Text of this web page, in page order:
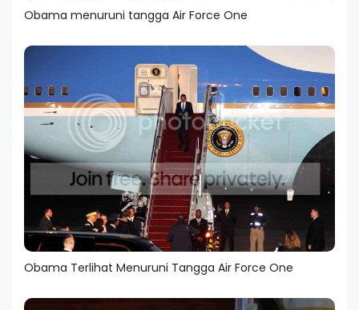
Obama menuruni tangga Air Force One
Obama Terlihat Menuruni Tangga Air Force One